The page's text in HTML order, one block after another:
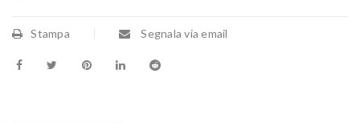
Stampa Segnala via email